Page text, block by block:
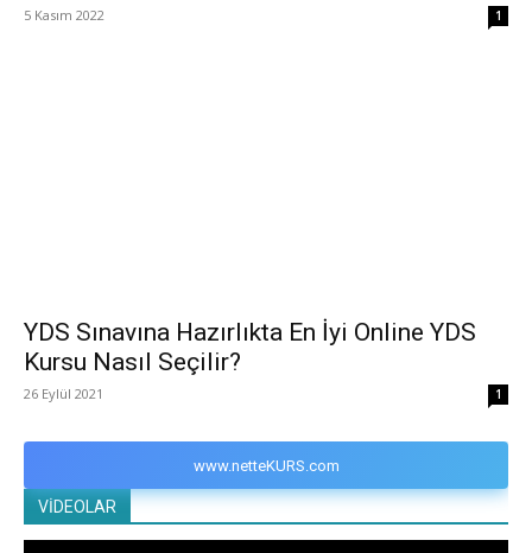
5 Kasım 2022 1
YDS Sınavına Hazırlıkta En İyi Online YDS
Kursu Nasıl Seçilir?
26 Eylül 2021 1
www.netteKURS.com
VİDEOLAR